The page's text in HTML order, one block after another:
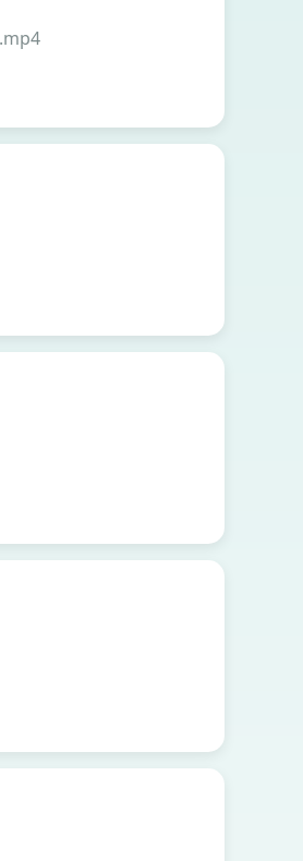
.mp4